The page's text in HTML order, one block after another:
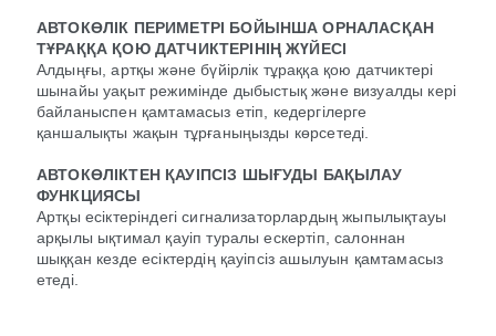
АВТОКӨЛІК ПЕРИМЕТРІ БОЙЫНША ОРНАЛАСҚАН
ТҰРАҚҚА ҚОЮ ДАТЧИКТЕРІНІҢ ЖҮЙЕСІ
Алдыңғы, артқы және бүйірлік тұраққа қою датчиктері
шынайы уақыт режимінде дыбыстық және визуалды кері
байланыспен қамтамасыз етіп, кедергілерге
қаншалықты жақын тұрғаныңызды көрсетеді.
АВТОКӨЛІКТЕН ҚАУІПСІЗ ШЫҒУДЫ БАҚЫЛАУ
ФУНКЦИЯСЫ
Артқы есіктеріндегі сигнализаторлардың жыпылықтауы
арқылы ықтимал қауіп туралы ескертіп, салоннан
шыққан кезде есіктердің қауіпсіз ашылуын қамтамасыз
етеді.